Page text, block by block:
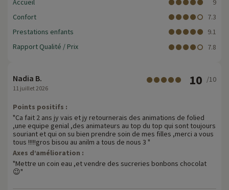
Accueil
9
Confort
7.3
Prestations enfants
9.1
Rapport Qualité / Prix
7.8
Nadia B.
11 juillet 2026
10 /10
Points positifs :
"Ca fait 2 ans jy vais et jy retournerais des animations de folied
,une equipe genial ,des animateurs au top du top qui sont toujours
souriant et qui on su bien prendre soin de mes filles ,merci a vous
tous !!!!!gros bisou au anilm a tous de nous 3 "
Axes d’amélioration :
"Mettre un coin eau ,et vendre des sucreries bonbons chocolat
😉"